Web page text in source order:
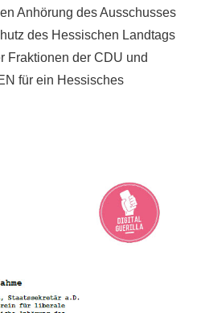
Anhörung des Ausschusses
des Hessischen Landtags
Fraktionen der CDU und
für ein Hessisches